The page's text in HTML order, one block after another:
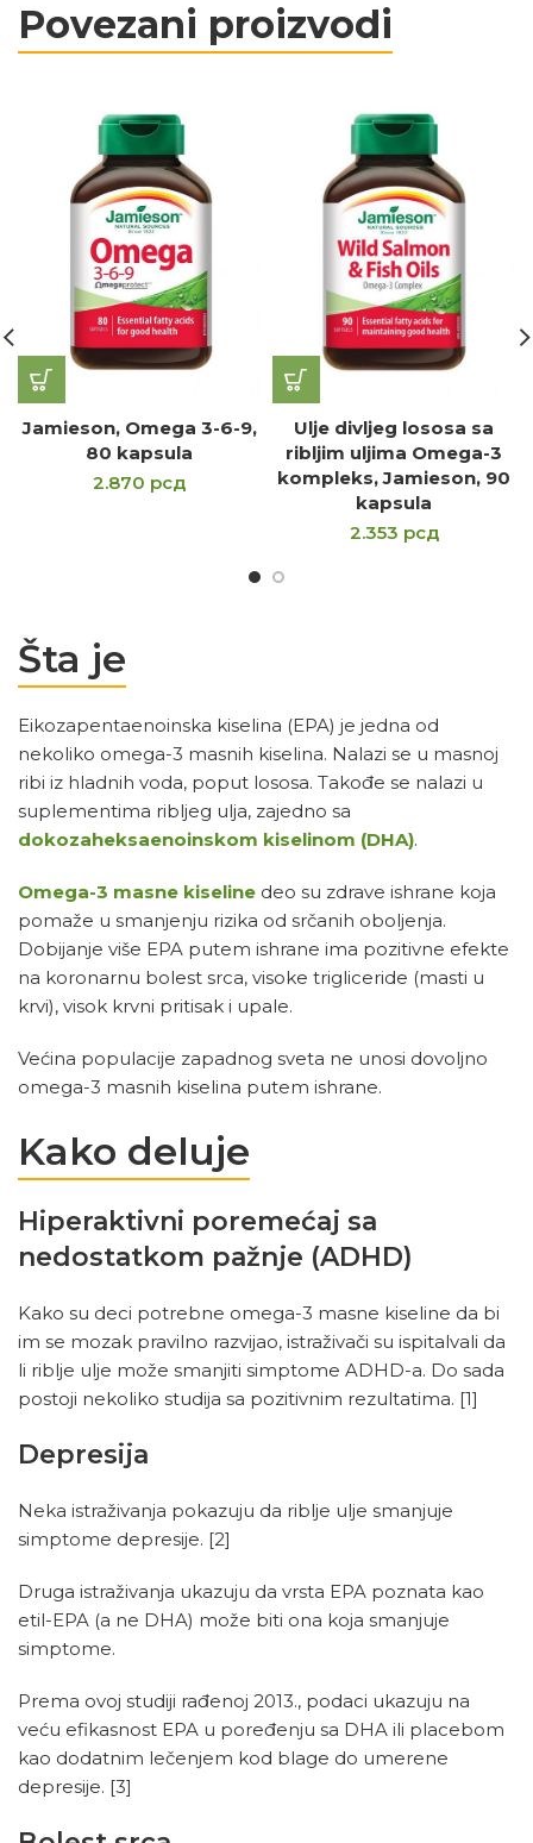
Povezani proizvodi
Jamieson, Omega 3-6-9,
80 kapsula
2.870 рсд
Ulje divljeg lososa sa
ribljim uljima Omega-3
kompleks, Jamieson, 90
kapsula
2.353 рсд
Šta je
Eikozapentaenoinska kiselina (EPA) je jedna od
nekoliko omega-3 masnih kiselina. Nalazi se u masnoj
ribi iz hladnih voda, poput lososa. Takođe se nalazi u
suplementima ribljeg ulja, zajedno sa
dokozaheksaenoinskom kiselinom (DHA).
Omega-3 masne kiseline deo su zdrave ishrane koja
pomaže u smanjenju rizika od srčanih oboljenja.
Dobijanje više EPA putem ishrane ima pozitivne efekte
na koronarnu bolest srca, visoke trigliceride (masti u
krvi), visok krvni pritisak i upale.
Većina populacije zapadnog sveta ne unosi dovoljno
omega-3 masnih kiselina putem ishrane.
Kako deluje
Hiperaktivni poremećaj sa
nedostatkom pažnje (ADHD)
Kako su deci potrebne omega-3 masne kiseline da bi
im se mozak pravilno razvijao, istraživači su ispitalvali da
li riblje ulje može smanjiti simptome ADHD-a. Do sada
postoji nekoliko studija sa pozitivnim rezultatima. [1]
Depresija
Neka istraživanja pokazuju da riblje ulje smanjuje
simptome depresije. [2]
Druga istraživanja ukazuju da vrsta EPA poznata kao
etil-EPA (a ne DHA) može biti ona koja smanjuje
simptome.
Prema ovoj studiji rađenoj 2013., podaci ukazuju na
veću efikasnost EPA u poređenju sa DHA ili placebom
kao dodatnim lečenjem kod blage do umerene
depresije. [3]